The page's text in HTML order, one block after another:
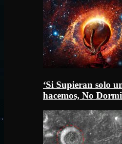
‘Si Supieran solo
hacemos, No